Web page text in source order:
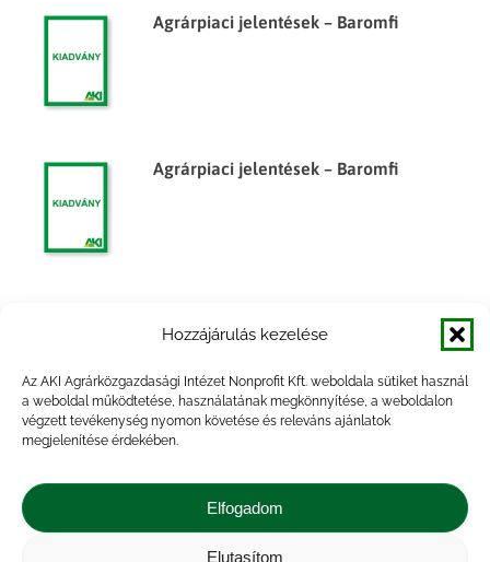
Hozzájárulás kezelése
Az AKI Agrárközgazdasági Intézet Nonprofit Kft. weboldala sütiket használ
a weboldal működtetése, használatának megkönnyítése, a weboldalon
végzett tevékenység nyomon követése és releváns ajánlatok
megjelenítése érdekében.
Elfogadom
Elutasítom
Agrárpiaci jelentések – Baromfi
Agrárpiaci jelentések – Baromfi
külkereskedelme, 2014. év